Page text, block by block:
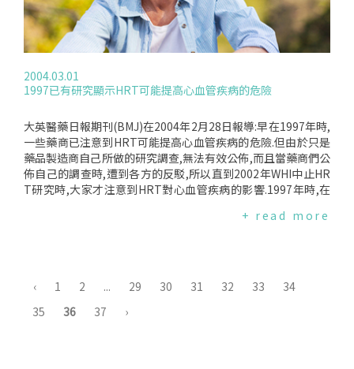
2004.03.01
1997已有研究顯示HRT可能提高心血管疾病的危險
大英醫藥日報期刊(BMJ)在2004年2月28日報導:早在1997年時,
一些藥商已注意到HRT可能提高心血管疾病的危險.但由於只是
藥品製造商自己所做的研究調查,無法有效公佈,而且當藥商們公
佈自己的調查時,遭到各方的反駁,所以直到2002年WHI中止HR
T研究時,大家才注意到HRT對心血管疾病的影響.1997年時,在
and’sNationalResearchandDevelopmentCenterforWelfa
果.
+ read more
‹ 1 2 ... 29 30 31 32 33
34
35
36 37 ›